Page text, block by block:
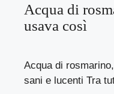
Acqua di
usava così
Acqua di
sani e lucenti Tra